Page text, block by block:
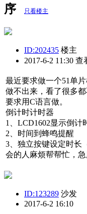
序
只看楼主
ID:202435 楼主
2017-6-2 11:30 查
最近要求做一个51单
做不出来，看了很多
要求用C语言做。
倒计时计时器
1、LCD1602显示倒计
2、时间到蜂鸣提醒
3、独立按键设定时长
会的人麻烦帮帮忙，急
ID:123289 沙发
2017-6-2 16:10